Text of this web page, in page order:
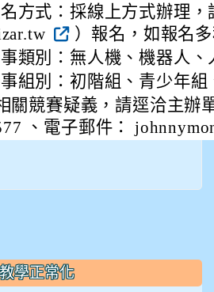
方式：採線上方式辦理
）報名，如報名
類別：無人機、機器人、
組別：初階組、青少年
關競賽疑義，請逕洽主辦
、電子郵件：
學正常化